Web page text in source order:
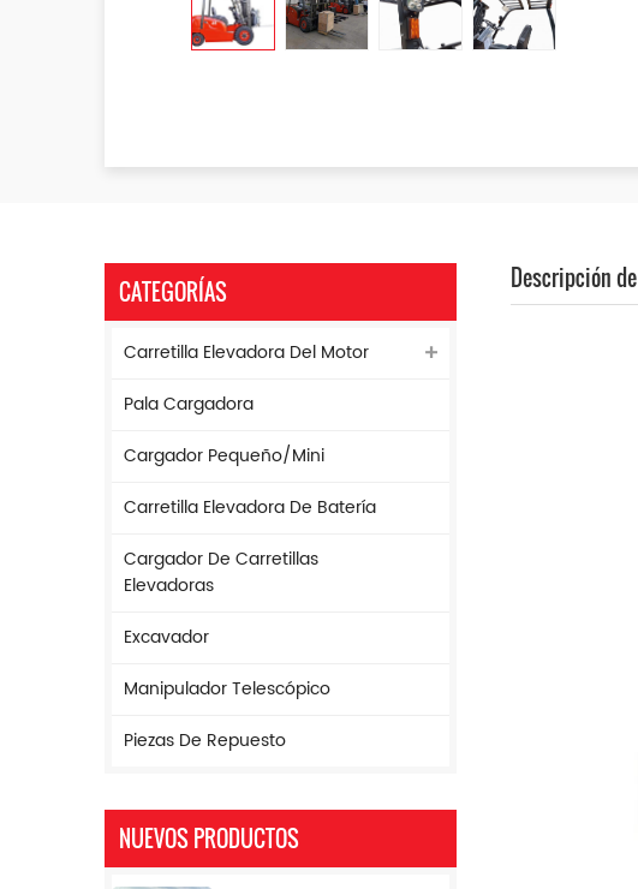
Descripción
CATEGORÍAS
Carretilla Elevadora Del Motor
Pala Cargadora
Cargador Pequeño/mini
Carretilla Elevadora De Batería
Cargador De Carretillas
Elevadoras
Excavador
Manipulador Telescópico
Piezas De Repuesto
NUEVOS PRODUCTOS